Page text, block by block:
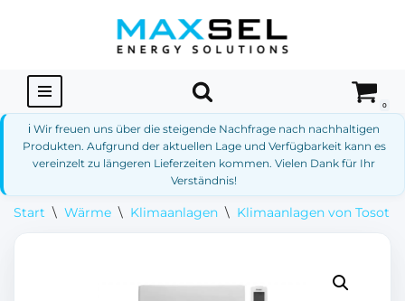
springen
0
ℹ️ Wir freuen uns über die steigende Nachfrage nach nachhaltigen
Produkten. Aufgrund der aktuellen Lage und Verfügbarkeit kann es
vereinzelt zu längeren Lieferzeiten kommen. Vielen Dank für Ihr
Verständnis!
Start \ Wärme \ Klimaanlagen \ Klimaanlagen von Tosot